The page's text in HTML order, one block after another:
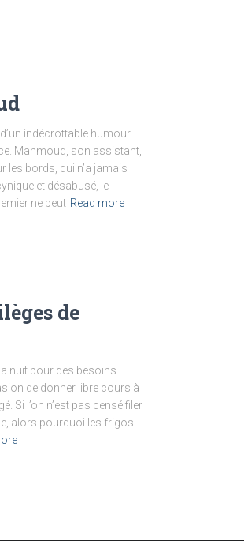
indécrottable humour
Mahmoud, son assistant,
les bords, qui n’a jamais
et désabusé, le
ne peut Read more
de
nuit pour des besoins
de donner libre cours à
Si l’on n’est pas censé filer
alors pourquoi les frigos